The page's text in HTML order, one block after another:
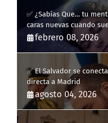
✅ ¿Sabías Que… tu
caras nuevas cuando
febrero 08, 2026
✅ El Salvador se
directa a Madrid
agosto 04, 2026